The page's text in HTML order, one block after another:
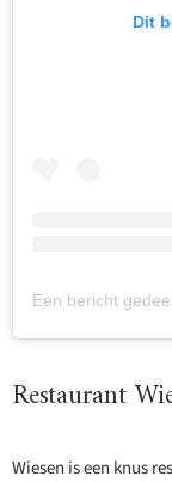
Dit
Restaurant
Wiesen is een knus